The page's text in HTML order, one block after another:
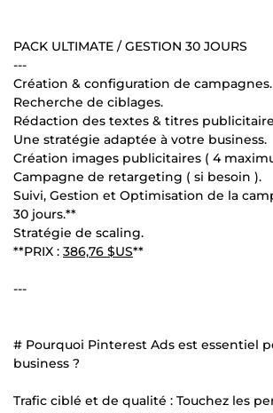
PACK ULTIMATE / GESTION 30 JOURS
---
Création & configuration de campagnes.
Recherche de ciblages.
Rédaction des textes & titres
Une stratégie adaptée à votre business.
Création images publicitaires ( 4
Campagne de retargeting ( si besoin ).
Suivi, Gestion et Optimisation de la
30 jours.**
Stratégie de scaling.
**PRIX : 386,76 $US**
---
# Pourquoi Pinterest Ads est essentiel
business ?
Trafic ciblé et de qualité : Touchez les